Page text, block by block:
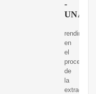
-
UNAL
en
el
proceso
de
la
extracción